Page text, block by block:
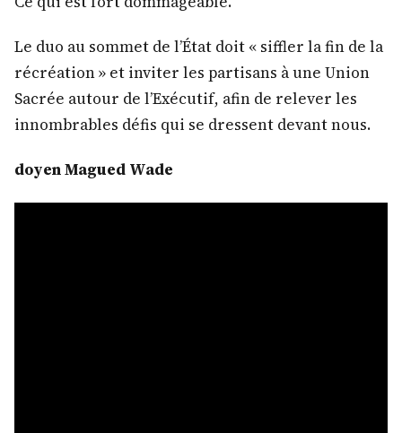
Le duo au sommet de l’État doit « siffler la fin de la
récréation » et inviter les partisans à une Union
Sacrée autour de l’Exécutif, afin de relever les
innombrables défis qui se dressent devant nous.
doyen Magued Wade